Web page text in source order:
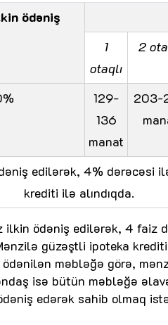
ödəniş
1
otaqlı
2
129-
136
manat
203-
edilərək, 4% dərəcəsi
krediti ilə alındıqda.
ilkin ödəniş edilərək, 4 faiz
güzəştli ipoteka
məbləğə görə,
isə bütün məbləğə
edərək sahib olmaq